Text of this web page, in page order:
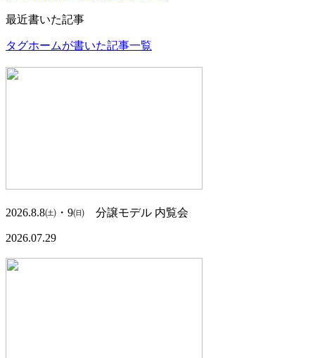
最近書いた記事
タグホームが書いた記事一覧
2026.8.8㈯・9㈰ 分譲モデル 内覧会
2026.07.29